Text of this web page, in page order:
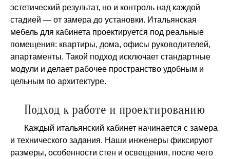
эстетический результат, но и контроль над каждой
стадией — от замера до установки. Итальянская
мебель для кабинета проектируется под реальные
помещения: квартиры, дома, офисы руководителей,
апартаменты. Такой подход исключает стандартные
модули и делает рабочее пространство удобным и
цельным по архитектуре.
Подход к работе и проектированию
Каждый итальянский кабинет начинается с замера
и технического задания. Наши инженеры фиксируют
размеры, особенности стен и освещения, после чего